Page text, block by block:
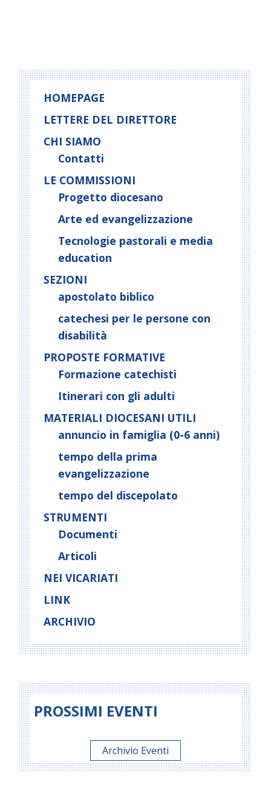
HOMEPAGE
LETTERE DEL DIRETTORE
CHI SIAMO
Contatti
LE COMMISSIONI
Progetto diocesano
Arte ed evangelizzazione
Tecnologie pastorali e media
education
SEZIONI
apostolato biblico
catechesi per le persone con
disabilità
PROPOSTE FORMATIVE
Formazione catechisti
Itinerari con gli adulti
MATERIALI DIOCESANI UTILI
annuncio in famiglia (0-6 anni)
tempo della prima
evangelizzazione
tempo del discepolato
STRUMENTI
Documenti
Articoli
NEI VICARIATI
LINK
ARCHIVIO
PROSSIMI EVENTI
Archivio Eventi